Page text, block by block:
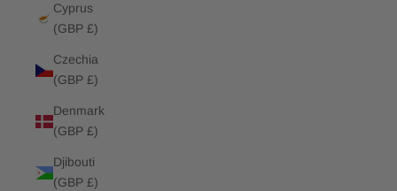
Cyprus
(GBP £)
Czechia
(GBP £)
Denmark
(GBP £)
Djibouti
(GBP £)